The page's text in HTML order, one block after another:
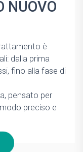
NUOVO
è
dalla prima
fino alla fase di
pensato per
preciso e